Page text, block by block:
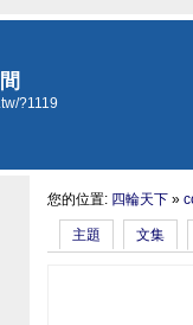
?1119
您的位置: 四輪天下 »
主題 文集